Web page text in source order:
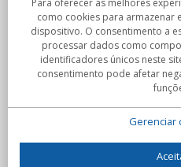
Compromissos
Compras
Para oferecer as melhores
como cookies para armazenar
dispositivo. O consentimento a
processar dados como
identificadores únicos neste
consentimento pode afetar
Gerenciar